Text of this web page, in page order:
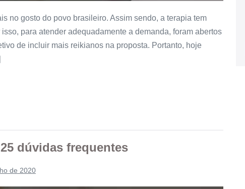
no gosto do povo brasileiro. Assim sendo, a terapia tem
para atender adequadamente a demanda, foram abertos
de incluir mais reikianos na proposta. Portanto, hoje
dúvidas frequentes
de 2020